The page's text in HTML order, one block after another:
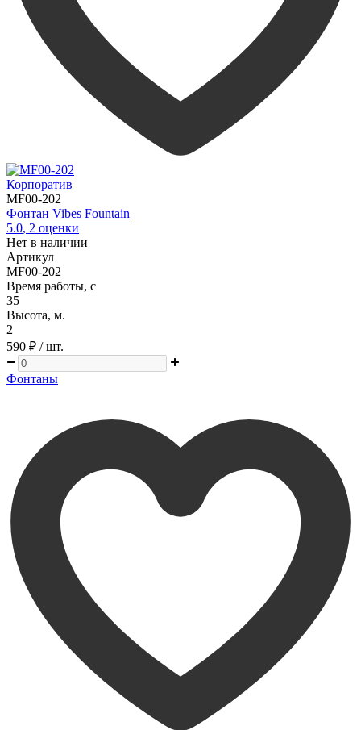
Корпоратив
MF00-202
Фонтан Vibes Fountain
5.0, 2 оценки
Нет в наличии
Артикул
MF00-202
Время работы, с
35
Высота, м.
2
590 ₽ / шт.
Фонтаны